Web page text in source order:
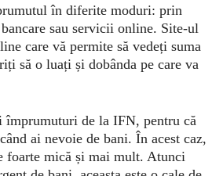
în diferite moduri: prin
sau servicii online. Site-ul
care vă permite să vedeți suma
să o luați și dobânda pe care va
împrumuturi de la IFN, pentru că
ai nevoie de bani. În acest caz,
foarte mică și mai mult. Atunci